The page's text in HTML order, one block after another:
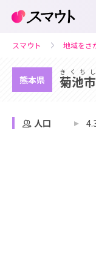
スマウト 地域をさ
熊本県
きくちし
菊池市
人口